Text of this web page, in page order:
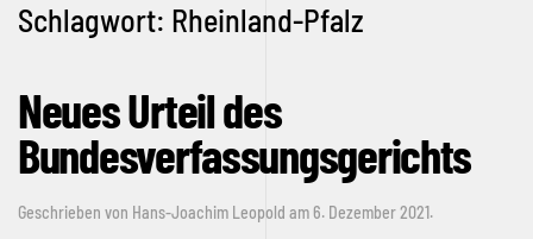
Schlagwort: Rheinland-Pfalz
Neues Urteil des
Bundesverfassungsgerichts
Geschrieben von Hans-Joachim Leopold am6. Dezember 2021.